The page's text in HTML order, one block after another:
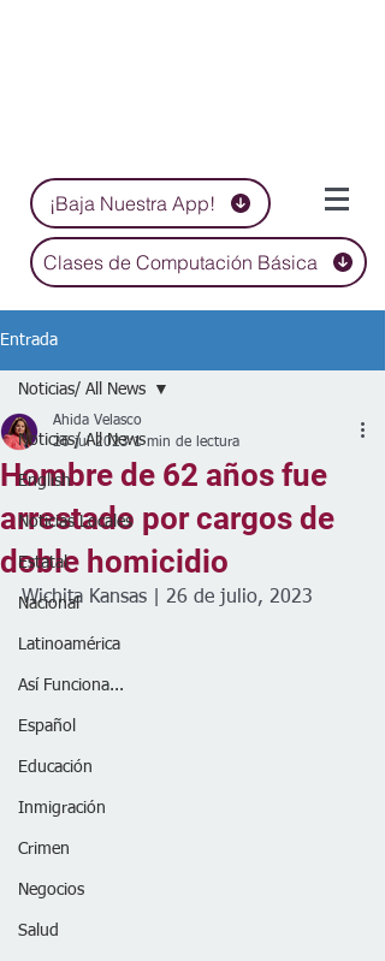
¡Baja Nuestra App!
Clases de Computación Básica
Entrada
Noticias/ All News
English
Noticias Locales
Estatal
Nacional
Latinoamérica
Así Funciona...
Español
Educación
Inmigración
Crimen
Negocios
Salud
Noticias/ All News
Hombre de 62 años fue
arrestado por cargos de
doble homicidio
Ahida Velasco
26 jul 2023 1 min de lectura
Wichita Kansas | 26 de julio, 2023